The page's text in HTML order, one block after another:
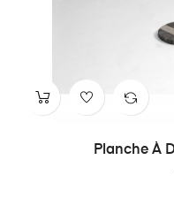
Planche À